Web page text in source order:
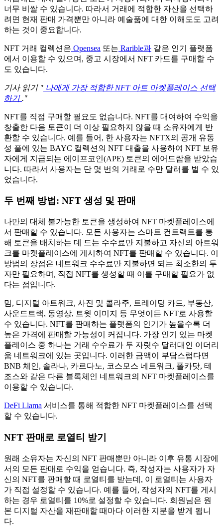
너무 비쌀 수 있습니다. 따라서 거래에 적합한 자산을 선택하
려면 현재 판매 가격뿐만 아니라 예술품에 대한 이해도도 고려
하는 것이 중요합니다.
NFT 거래 컬렉션은 Opensea 또는 Rarible과 같은 인기 플랫폼
에서 이용할 수 있으며, 중고 시장에서 NFT 카드를 구매할 수
도 있습니다.
기사 읽기 " 나에게 가장 적합한 NFT 아트 마켓플레이스 선택
하기 ."
NFT를 직접 구매할 필요도 없습니다. NFT를 대여하여 수익을
창출한 다음 토큰이 더 이상 필요하지 않을 때 소유자에게 반
환할 수 있습니다. 예를 들어, 한 사용자는 NFTX의 공개 유동
성 풀에 있는 BAYC 컬렉션의 NFT 대출을 사용하여 NFT 보유
자에게 지급되는 에이프코인(APE) 토큰의 에어드랍을 받았습
니다. 따라서 사용자는 단 몇 번의 거래로 수만 달러를 벌 수 있
었습니다.
두 번째 방법: NFT 생성 및 판매
나만의 대체 불가능한 토큰을 생성하여 NFT 마켓플레이스에
서 판매할 수 있습니다. 모든 사용자는 스마트 컨트랙트를 통
해 토큰을 배치하는 데 드는 수수료만 지불하고 자신의 아트워
크를 마켓플레이스에 게시하여 NFT를 판매할 수 있습니다. 이
방법의 장점은 네트워크 수수료만 지불하면 되는 최소한의 투
자만 필요하며, 직접 NFT를 생성할 때 이를 구매할 필요가 없
다는 점입니다.
밈, 디지털 아트워크, 사진 및 콜라주, 트레이딩 카드, 부동산,
사운드트랙, 동영상, 트윗 이미지 등 무엇이든 NFT로 사용할
수 있습니다. NFT를 판매하는 플랫폼의 인기가 높을수록 더
높은 가격에 판매할 가능성이 커집니다. 가장 인기 있는 마켓
플레이스 중 하나는 거래 수수료가 두 자릿수 달러대인 이더리
움 네트워크에 있는 곳입니다. 이러한 금액이 부담스럽다면
BNB 체인, 솔라나, 카르다노, 코스모스 네트워크, 폴카닷, 테
조스와 같은 다른 블록체인 네트워크의 NFT 마켓플레이스를
이용할 수 있습니다.
DeFi Llama 서비스를 통해 적합한 NFT 마켓플레이스를 선택
할 수 있습니다.
NFT 판매로 로열티 받기
원래 소유자는 자신의 NFT 판매뿐만 아니라 이후 유통 시장에
서의 모든 판매로 수익을 얻습니다. 즉, 작성자는 사용자가 자
신의 NFT를 판매할 때 로열티를 받는데, 이 로열티는 사용자
가 직접 설정할 수 있습니다. 예를 들어, 작성자의 NFT를 게시
하는 경우 로열티를 10%로 설정할 수 있습니다. 회원님은 원
본 디지털 자산을 재판매할 때마다 이러한 지분을 받게 됩니
다.